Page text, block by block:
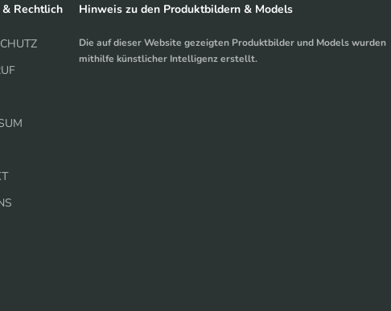
Rechtlich Hinweis zu den Produktbildern & Models
Die auf dieser Website gezeigten Produktbilder und Models wurden
mithilfe künstlicher Intelligenz erstellt.